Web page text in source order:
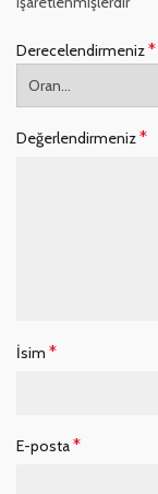
Derecelendirmeniz*
Değerlendirmeniz*
İsim *
E-posta*